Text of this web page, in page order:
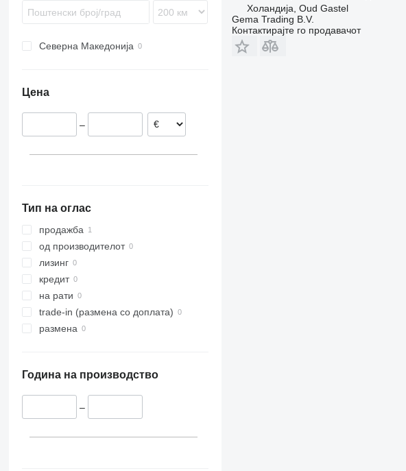
Северна Македонија
Цена
–
Тип на оглас
продажба
од производителот
лизинг
кредит
на рати
trade-in (размена со доплата)
размена
Година на производство
–
Холандија, Oud Gastel
Gema Trading B.V.
Контактирајте го продавачот